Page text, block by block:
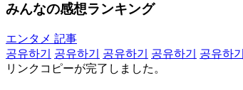
みんなの感想ランキング
エンタメ 記事
공유하기
공유하기 공유하기 공유하기
공유하기
リンクコピーが完了しました。